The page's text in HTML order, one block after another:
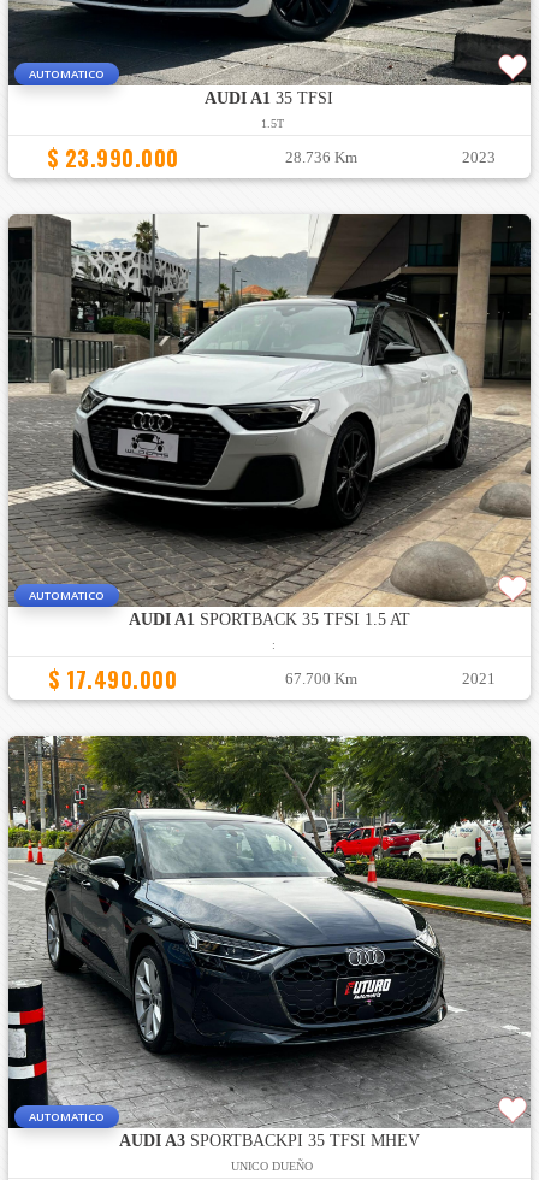
AUTOMATICO
AUDI A1 35 TFSI
1.5T
$ 23.990.000 28.736 Km 2023
AUTOMATICO
AUDI A1SPORTBACK 35 TFSI 1.5 AT
:
$ 17.490.000 67.700 Km 2021
AUTOMATICO
AUDI A3SPORTBACKPI 35 TFSI MHEV
UNICO DUEÑO